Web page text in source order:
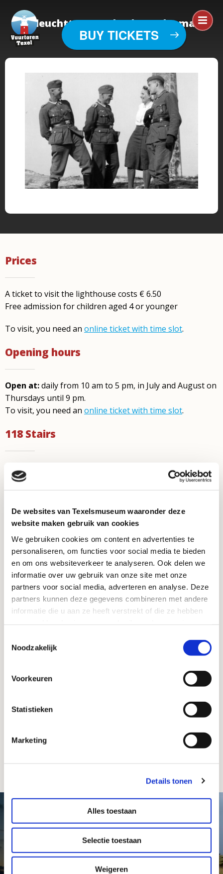
De websites van Texelsmuseum waaronder deze
website maken gebruik van cookies
We gebruiken cookies om content en advertenties te
personaliseren, om functies voor social media te bieden
en om ons websiteverkeer te analyseren. Ook delen we
informatie over uw gebruik van onze site met onze
partners voor social media, adverteren en analyse. Deze
partners kunnen deze gegevens combineren met andere
informatie die u aan ze heeft verstrekt of die ze hebben
Noodzakelijk
Voorkeuren
Statistieken
Marketing
Details tonen
Alles toestaan
Selectie toestaan
Weigeren
BUY TICKETS
leuchtturmOorlog bewerkt-maat
Prices
A ticket to visit the lighthouse costs € 6.50
Free admission for children aged 4 or younger
To visit, you need an online ticket with time slot.
Opening hours
Open at:daily from 10 am to 5 pm, in July and August on
Thursdays until 9 pm.
To visit, you need an online ticket with time slot.
118 Stairs
Via a winding staircase, you climb six stories of the
lighthouse. There’s no elevator. For your safety on the
staircase we strongly advise you to wear fastened shoes
Unfortunately, pets must stay outside.
Contact
Vuurtorenweg 184
1795 LN De Cocksdorp
info@vuurtorentexel.nl
Do you want to submit a complaint? Click
#vuurtorentexel on Social Media